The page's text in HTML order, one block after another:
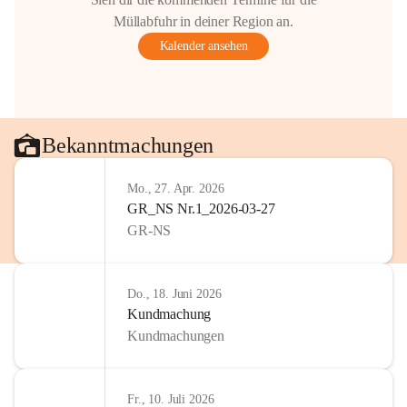
Müllabfuhr in deiner Region an.
Kalender ansehen
Bekanntmachungen
Mo., 27. Apr. 2026
GR_NS Nr.1_2026-03-27
GR-NS
Do., 18. Juni 2026
Kundmachung
Kundmachungen
Fr., 10. Juli 2026